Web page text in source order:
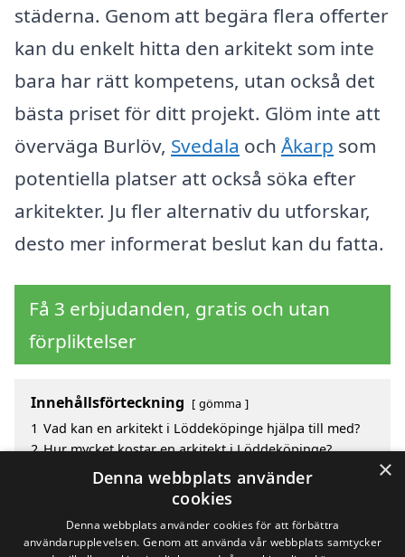
städerna. Genom att begära flera offerter
kan du enkelt hitta den arkitekt som inte
bara har rätt kompetens, utan också det
bästa priset för ditt projekt. Glöm inte att
överväga Burlöv, Svedala och Åkarp som
potentiella platser att också söka efter
arkitekter. Ju fler alternativ du utforskar,
desto mer informerat beslut kan du fatta.
Få 3 erbjudanden, gratis och utan
förpliktelser
Innehållsförteckning gömma
1 Vad kan en arkitekt i Löddeköpinge hjälpa till med?
2 Hur mycket kostar en arkitekt i Löddeköpinge?
Fördelar med att välja arkitekt i Löddeköpinge
Sök efter en skicklig arkitekt i de omgivande städerna
×
Denna webbplats använder
cookies
Denna webbplats använder cookies för att förbättra
användarupplevelsen. Genom att använda vår webbplats samtycker